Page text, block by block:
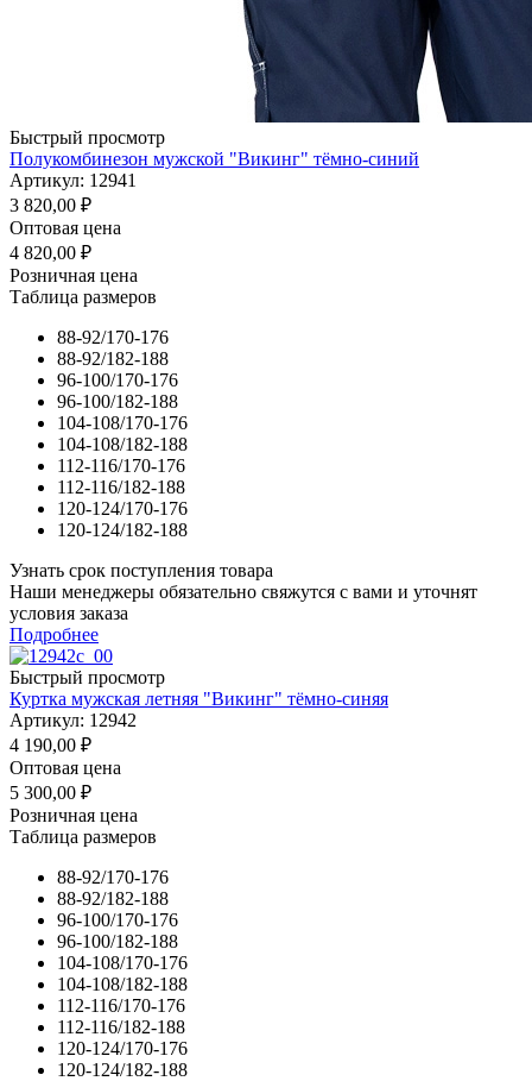
Быстрый просмотр
Полукомбинезон мужской "Викинг" тёмно-синий
Артикул: 12941
3 820,00 ₽
Оптовая цена
4 820,00 ₽
Розничная цена
Таблица размеров
88-92/170-176
88-92/182-188
96-100/170-176
96-100/182-188
104-108/170-176
104-108/182-188
112-116/170-176
112-116/182-188
120-124/170-176
120-124/182-188
Узнать срок поступления товара
Наши менеджеры обязательно свяжутся с вами и уточнят
условия заказа
Подробнее
Быстрый просмотр
Куртка мужская летняя "Викинг" тёмно-синяя
Артикул: 12942
4 190,00 ₽
Оптовая цена
5 300,00 ₽
Розничная цена
Таблица размеров
88-92/170-176
88-92/182-188
96-100/170-176
96-100/182-188
104-108/170-176
104-108/182-188
112-116/170-176
112-116/182-188
120-124/170-176
120-124/182-188